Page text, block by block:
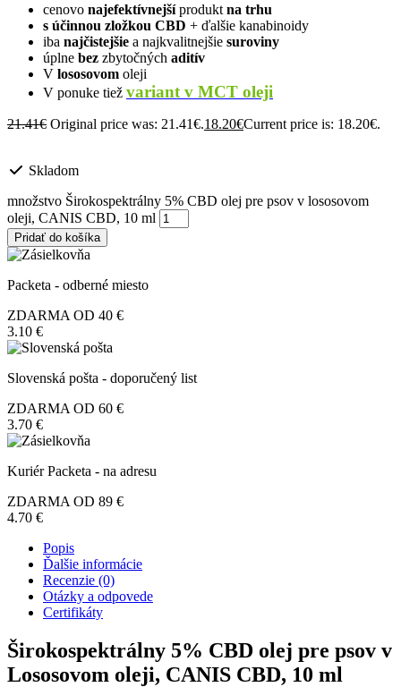
cenovo najefektívnejšíprodukt na trhu
s účinnou zložkou CBD + ďalšie kanabinoidy
iba najčistejšie a najkvalitnejšie suroviny
úplne bez zbytočných aditív
V lososovom oleji
V ponuke tiež variant v MCT oleji
21.41€ Original price was: 21.41€.18.20€Current price is: 18.20€.
Skladom
množstvo Širokospektrálny 5% CBD olej pre psov v lososovom
oleji, CANIS CBD, 10 ml
Pridať do košíka
Packeta - odberné miesto
ZDARMA OD 40 €
3.10 €
Slovenská pošta - doporučený list
ZDARMA OD 60 €
3.70 €
Kuriér Packeta - na adresu
ZDARMA OD 89 €
4.70 €
Popis
Ďalšie informácie
Recenzie (0)
Otázky a odpovede
Certifikáty
Širokospektrálny 5% CBD olej pre psov v
Lososovom oleji, CANIS CBD, 10 ml